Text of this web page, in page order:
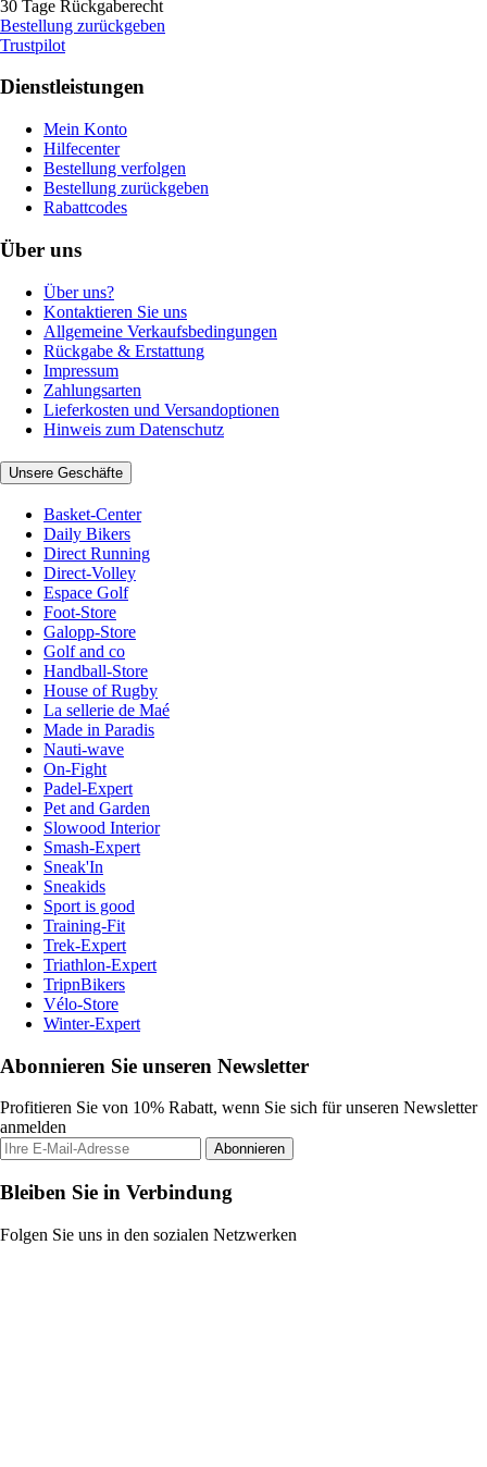
30 Tage Rückgaberecht
Bestellung zurückgeben
Trustpilot
Dienstleistungen
Mein Konto
Hilfecenter
Bestellung verfolgen
Bestellung zurückgeben
Rabattcodes
Über uns
Über uns?
Kontaktieren Sie uns
Allgemeine Verkaufsbedingungen
Rückgabe & Erstattung
Impressum
Zahlungsarten
Lieferkosten und Versandoptionen
Hinweis zum Datenschutz
Unsere Geschäfte
Basket-Center
Daily Bikers
Direct Running
Direct-Volley
Espace Golf
Foot-Store
Galopp-Store
Golf and co
Handball-Store
House of Rugby
La sellerie de Maé
Made in Paradis
Nauti-wave
On-Fight
Padel-Expert
Pet and Garden
Slowood Interior
Smash-Expert
Sneak'In
Sneakids
Sport is good
Training-Fit
Trek-Expert
Triathlon-Expert
TripnBikers
Vélo-Store
Winter-Expert
Abonnieren Sie unseren Newsletter
Profitieren Sie von 10% Rabatt, wenn Sie sich für unseren Newsletter
anmelden
Abonnieren
Bleiben Sie in Verbindung
Folgen Sie uns in den sozialen Netzwerken